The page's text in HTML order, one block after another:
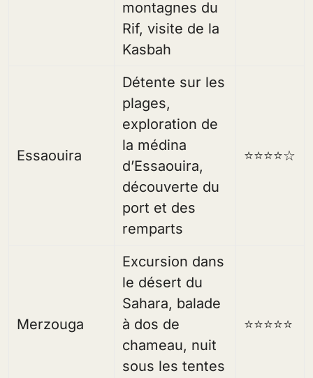
montagnes du
Rif, visite de la
Kasbah
Essaouira
Détente sur les
plages,
exploration de
la médina
d’Essaouira,
découverte du
port et des
remparts
⭐⭐⭐⭐☆
Merzouga
Excursion dans
le désert du
Sahara, balade
à dos de
chameau, nuit
sous les tentes
⭐⭐⭐⭐⭐